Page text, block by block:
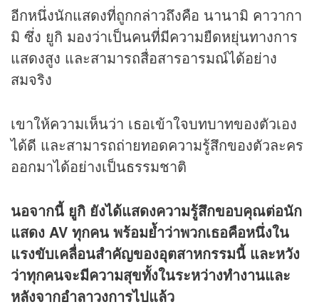
อีกหนึ่งนักแสดงที่ถูกกล่าวถึงคือ นานามิ คาวากา
มิ ซึ่ง ยูกิ มองว่าเป็นคนที่มีความยืดหยุ่นทางการ
แสดงสูง และสามารถสื่อสารอารมณ์ได้อย่าง
สมจริง
เขาให้ความเห็นว่า เธอเข้าใจบทบาทของตัวเอง
ได้ดี และสามารถถ่ายทอดความรู้สึกของตัวละคร
ออกมาได้อย่างเป็นธรรมชาติ
นอจากนี้ ยูกิ ยังได้แสดงความรู้สึกขอบคุณต่อนัก
แสดง AV ทุกคน พร้อมย้ำว่าพวกเธอคือหนึ่งใน
แรงขับเคลื่อนสำคัญของอุตสาหกรรมนี้ และหวัง
ว่าทุกคนจะมีความสุขทั้งในระหว่างทำงานและ
หลังจากอำลาวงการไปแล้ว